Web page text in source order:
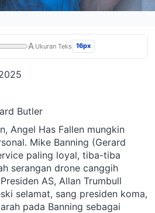
A Ukuran Teks 16px
Butler
Angel Has Fallen mungkin
Mike Banning (Gerard
paling loyal, tiba-tiba
serangan drone canggih
AS, Allan Trumbull
selamat, sang presiden koma,
pada Banning sebagai